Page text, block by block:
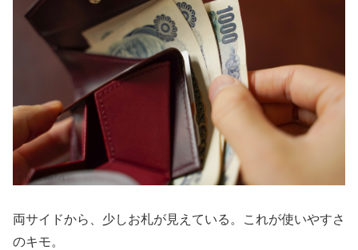
両サイドから、少しお札が見えている。これが使いやすさ
のキモ。